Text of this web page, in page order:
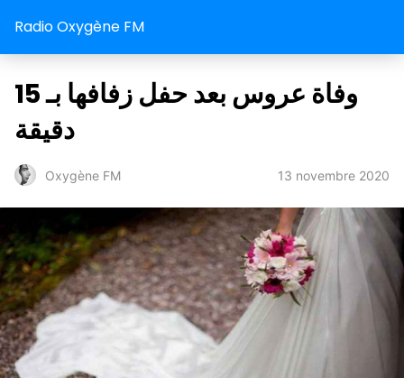
Radio Oxygène FM
وفاة عروس بعد حفل زفافها بـ 15
دقيقة
Oxygène FM 13 novembre 2020